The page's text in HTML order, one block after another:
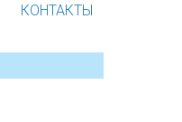
КОНТАКТЫ